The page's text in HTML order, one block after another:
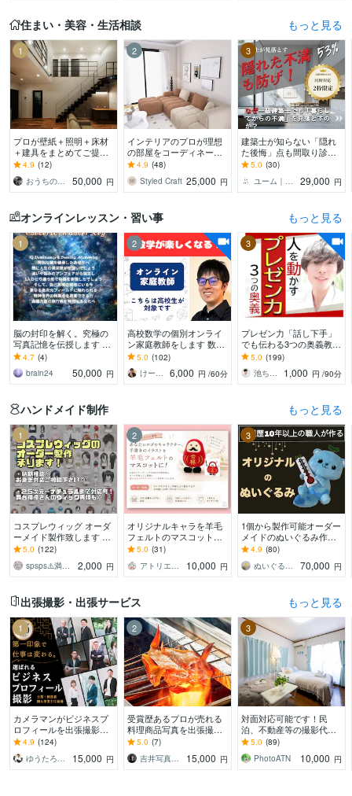
住まい・美容・生活相談 もっと見る
1
プロが壁紙＋照明＋床材
＋建具をまとめてご提案
します 一級建築士が床
材・壁紙・建具・照明選
びを品番・価格つきで提
案
4.9 (12)
50,000 円
2
インテリアのプロが理想
の部屋をコーディネート
します 現役インテリアコ
ーディネーターが3Dパー
ス付きで提案します
4.9 (48)
Styled Craft 25,000 円
3
建築士が知らない「隠れ
た後悔」点も間取り診断
します 施主が言えなかっ
目のプロが動画解説
5.0 (30)
29,000 円
オンラインレッスン・習い事 もっと見る
1
脳の封印を解く。究極の
写真記憶を伝授します 勝
利 逆転 受験 経営 スキル
鑑定 再生 マインド
4.7 (4)
brain24
50,000 円
2
高校数学の個別オンライ
ン家庭教師をします 数学
が楽しくなる体験を！
（体験授業として初回割
引中です）
5.0 (102)
けーさくの数学教室
6,000 円 /60分
3
プレゼン力「話し下手」
でも伝わる3つの奥義教え
ます プレゼン賞100人中1
位の【話し方】ロジカル
会話・スピーチ術
5.0 (199)
池ちゃん先生｜話し方×自分発見コーチ｜
1,000 円 /90分
ハンドメイド制作 もっと見る
1
コスプレウィッグ オーダ
ーメイド製作致します お
見積もりご依頼24時間お
気軽に◎ドールウィッグ
も相談可◎
5.0 (122)
spsps⚠️満枠の場合でも対応可⭕️
2,000 円
2
オリジナルキャラを羊毛
フェルトのマスコットに
します 写真や画像、手書
します☆
5.0 (31)
アトリエクラウン
10,000 円
3
1個から製作可能オーダー
メイドのぬいぐるみ作れ
ます 縫製歴10年以上の職
人が、あなたの推しぬい
を作るお手伝い！
4.9 (80)
ぬいぐるみ工房マイぬいデザイン
70,000 円
出張撮影・出張サービス もっと見る
1
カメラマンがビジネスプ
ロフィールを出張撮影し
ます 第一印象を変えて、
クライアントから選ばれ
る写真をご提案
4.9 (124)
15,000 円
2
受賞歴あるプロが売れる
料理商品写真を出張撮影
します 年間200件超の撮
影実績。売上に直結する
高品質な一枚を届け!
5.0 (7)
15,000 円
3
対面対応可能です！民
泊、不動産等の撮影代行
致します 超広角レンズ使
用＆全画像データ納品
5.0 (89)
PhotoATN
10,000 円